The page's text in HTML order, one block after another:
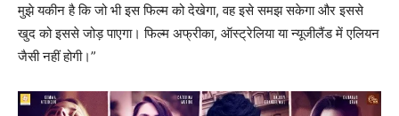
मुझे यकीन है कि जो भी इस फिल्म को देखेगा, वह इसे समझ सकेगा और इससे
खुद को इससे जोड़ पाएगा। फिल्म अफ्रीका, ऑस्ट्रेलिया या न्यूजीलैंड में एलियन
जैसी नहीं होगी।”